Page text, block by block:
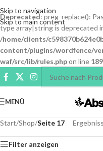
Deprecated: preg_replace():
type array|string is deprecated
/home/clients/
content/plugins/wordfence/
waf/src/lib/rules.phpon line
Skip to navigation
Skip to main content
MENÜ
Start/Shop/Seite 17
Filter anzeigen